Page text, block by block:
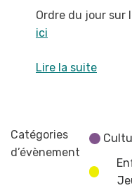
Ordre du jour sur
ici
Lire la suite
Catégories
d’évènement